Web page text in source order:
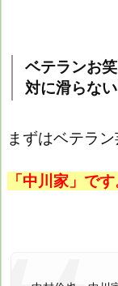
ベテランお
対に滑らな
まずはベテラ
「中川家」です